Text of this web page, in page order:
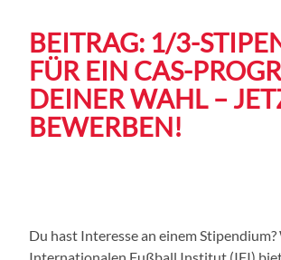
BEITRAG: 1/3-
FÜR EIN CAS-
DEINER WAHL –
BEWERBEN!
Du hast Interesse an einem Stipendium?